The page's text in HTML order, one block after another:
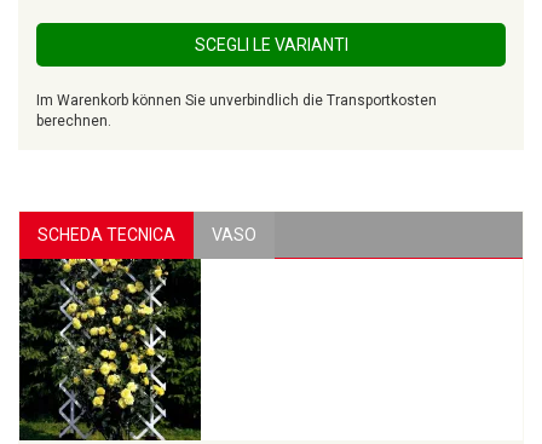
SCEGLI LE VARIANTI
Im Warenkorb können Sie unverbindlich die Transportkosten
berechnen.
SCHEDA TECNICA VASO